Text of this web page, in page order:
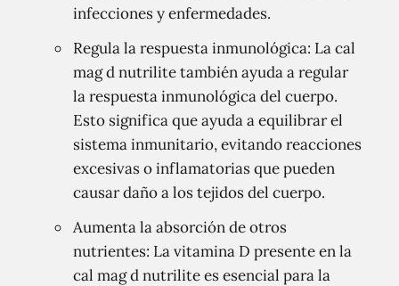
infecciones y enfermedades.
Regula la respuesta inmunológica: La cal
mag d nutrilite también ayuda a regular
la respuesta inmunológica del cuerpo.
Esto significa que ayuda a equilibrar el
sistema inmunitario, evitando reacciones
excesivas o inflamatorias que pueden
causar daño a los tejidos del cuerpo.
Aumenta la absorción de otros
nutrientes: La vitamina D presente en la
cal mag d nutrilite es esencial para la